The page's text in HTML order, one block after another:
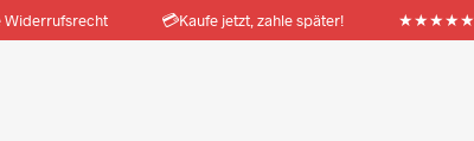
Widerrufsrecht 💳Kaufe jetzt, zahle später! ★★★★★